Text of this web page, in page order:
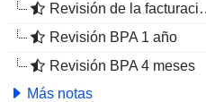
Revisión de la facturación 4 meses
Revisión BPA 1 año
Revisión BPA 4 meses
Más notas